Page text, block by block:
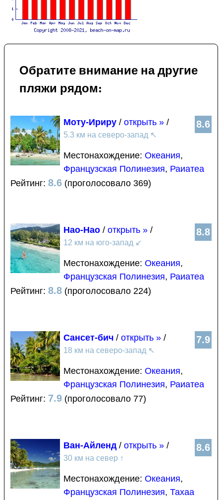
Обратите внимание на другие
пляжи рядом:
8.6
Моту-Ириру / открыть » /
5.3 км на северо-запад ↖
Местонахождение: Океания,
Французская Полинезия, Раиатеа
Рейтинг: 8.6 (проголосовало 369)
8.8
Нао-Нао / открыть » /
12 км на юго-запад ↙
Местонахождение: Океания,
Французская Полинезия, Раиатеа
Рейтинг: 8.8 (проголосовало 224)
7.9
Сансет-бич / открыть » /
18 км на северо-запад ↖
Местонахождение: Океания,
Французская Полинезия, Раиатеа
Рейтинг: 7.9 (проголосовало 77)
8.6
Ван-Айленд/ открыть » /
30 км на север ↑
Местонахождение: Океания,
Французская Полинезия, Тахаа